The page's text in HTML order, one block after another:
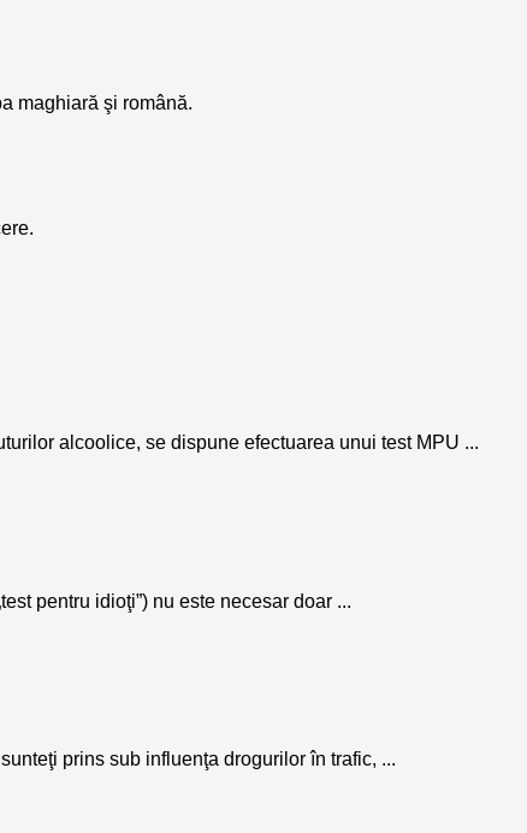
maghiară şi română.
alcoolice, se dispune efectuarea unui test MPU ...
pentru idioţi”) nu este necesar doar ...
prins sub influenţa drogurilor în trafic, ...